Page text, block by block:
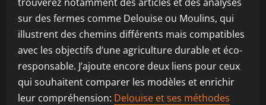
sur des fermes comme Delouise ou Moulins, qui
illustrent des chemins différents mais compatibles
avec les objectifs d’une agriculture durable et éco-
responsable. J’ajoute encore deux liens pour ceux
qui souhaitent comparer les modèles et enrichir
leur compréhension: Delouise et ses méthodes